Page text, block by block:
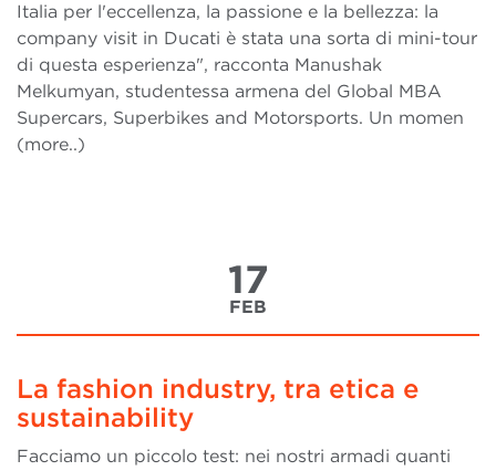
Italia per l'eccellenza, la passione e la bellezza: la
company visit in Ducati è stata una sorta di mini-tour
di questa esperienza", racconta Manushak
Melkumyan, studentessa armena del Global MBA
Supercars, Superbikes and Motorsports. Un momen
(more..)
17
FEB
La fashion industry, tra etica e
sustainability
Facciamo un piccolo test: nei nostri armadi quanti